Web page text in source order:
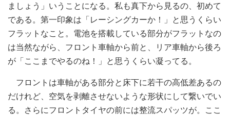
ましょう」いうことになる。私も真下から見るの、初めて
である。第一印象は「レーシングカーか！」と思うくらい
フラットなこと。電池を搭載している部分がフラットなの
は当然ながら、フロント車軸から前と、リア車軸から後ろ
が「ここまでやるのね！」と思うくらい凝ってる。
フロントは車軸がある部分と床下に若干の高低差あるの
だけれど、空気を剥離させないような形状にして繋いでい
る。さらにフロントタイヤの前には整流スパッツが。ここ